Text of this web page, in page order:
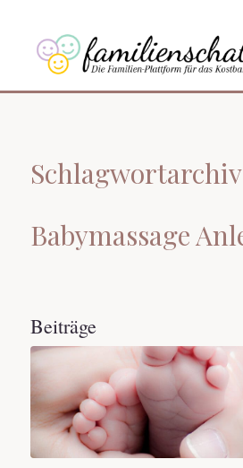
Babymassage
Beiträge